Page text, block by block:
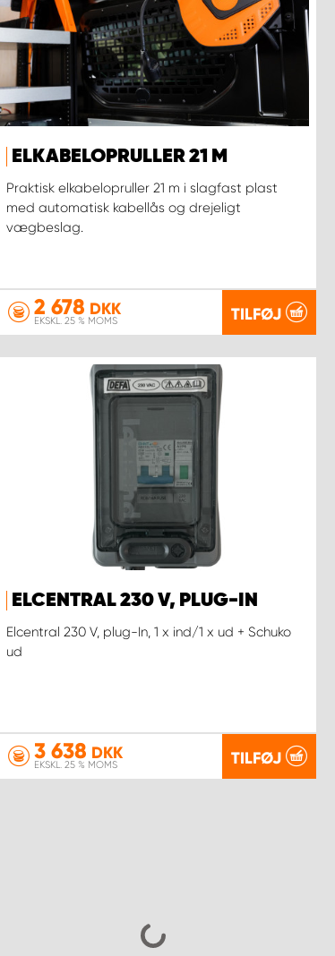
ELKABELOPRULLER 21 M
Praktisk elkabelopruller 21 m i slagfast plast
med automatisk kabellås og drejeligt
vægbeslag.
2 678 DKK
EKSKL. 25 % MOMS TILFØJ
ELCENTRAL 230 V, PLUG-IN
Elcentral 230 V, plug-In, 1 x ind/1 x ud + Schuko
ud
3 638 DKK
EKSKL. 25 % MOMS TILFØJ